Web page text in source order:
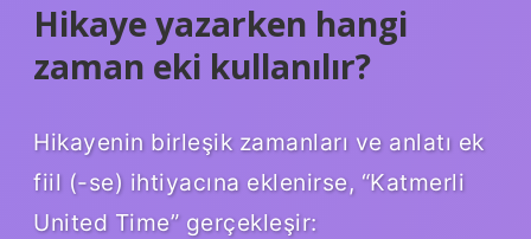
Hikaye yazarken hangi
zaman eki kullanılır?
Hikayenin birleşik zamanları ve anlatı ek
fiil (-se) ihtiyacına eklenirse, “Katmerli
United Time” gerçekleşir: